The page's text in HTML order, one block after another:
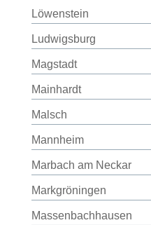
Löwenstein
Ludwigsburg
Magstadt
Mainhardt
Malsch
Mannheim
Marbach am Neckar
Markgröningen
Massenbachhausen